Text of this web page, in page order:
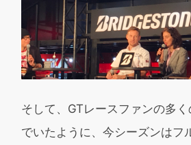
そして、GTレースファンの多
でいたように、今シーズンはフ